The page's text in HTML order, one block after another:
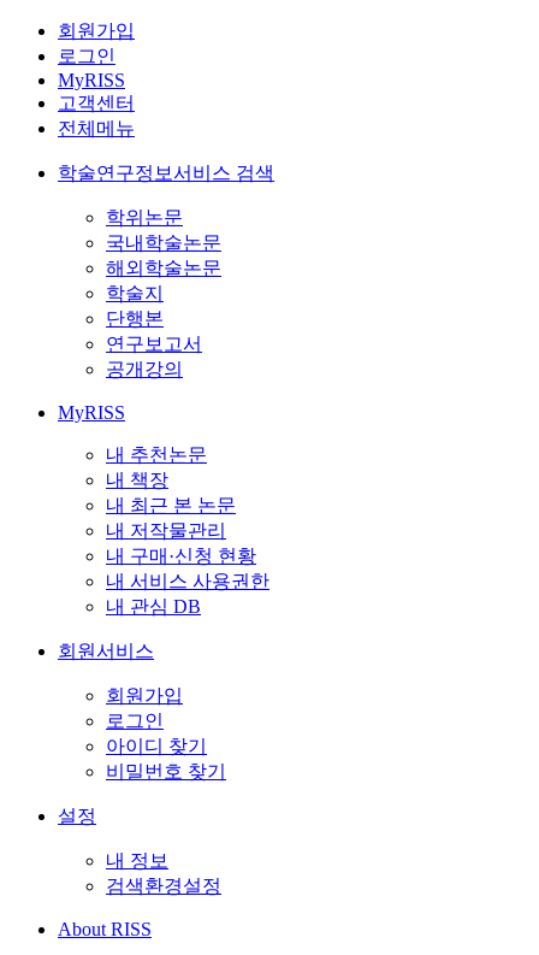
회원가입
로그인
MyRISS
고객센터
전체메뉴
학술연구정보서비스 검색
학위논문
국내학술논문
해외학술논문
학술지
단행본
연구보고서
공개강의
MyRISS
내 추천논문
내 책장
내 최근 본 논문
내 저작물관리
내 구매·신청 현황
내 서비스 사용권한
내 관심 DB
회원서비스
회원가입
로그인
아이디 찾기
비밀번호 찾기
설정
내 정보
검색환경설정
About RISS